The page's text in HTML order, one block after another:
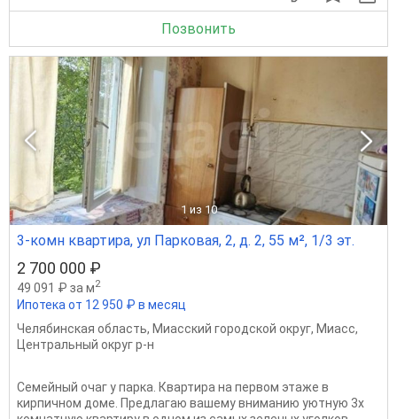
Позвонить
1 из 10
3-комн квартира, ул Парковая, 2, д. 2, 55 м², 1/3 эт.
2 700 000 ₽
49 091 ₽ за м2
Ипотека от 12 950 ₽ в месяц
Челябинская область, Миасский городской округ, Миасс,
Центральный округ р-н
Семейный очаг у парка. Квартира на первом этаже в
кирпичном доме. Предлагаю вашему вниманию уютную 3х